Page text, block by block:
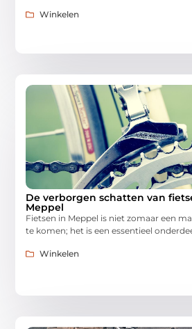
Winkelen
De verborgen schatten van
Meppel
Fietsen in Meppel is niet zomaar een
te komen; het is een essentieel
Winkelen